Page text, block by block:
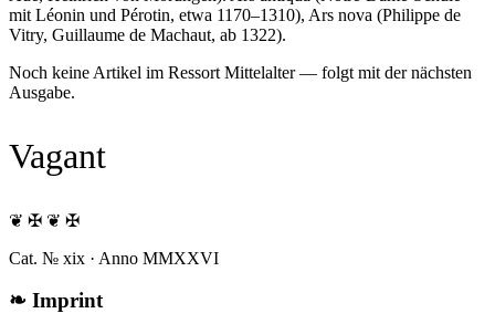
mit Léonin und Pérotin, etwa 1170–1310), Ars nova (Philippe de
Vitry, Guillaume de Machaut, ab 1322).
Noch keine Artikel im Ressort Mittelalter — folgt mit der nächsten
Ausgabe.
Vagant
❦ ✠ ❦ ✠
Cat. № xix · Anno MMXXVI
❧ Imprint